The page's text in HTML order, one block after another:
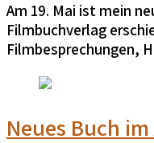
Am 19. Mai ist mein
Filmbuchverlag
Filmbesprechungen,
Oder halt
Neues Buch